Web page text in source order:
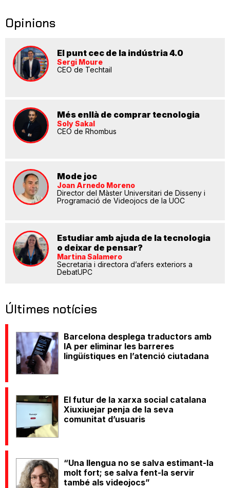
Opinions
El punt cec de la indústria 4.0
Sergi Moure
CEO de Techtail
Més enllà de comprar tecnologia
Soly Sakal
CEO de Rhombus
Mode joc
Joan Arnedo Moreno
Director del Màster Universitari de Disseny i
Programació de Videojocs de la UOC
Estudiar amb ajuda de la tecnologia
o deixar de pensar?
Martina Salamero
Secretaria i directora d’afers exteriors a
DebatUPC
Últimes notícies
Barcelona desplega traductors amb
IA per eliminar les barreres
lingüístiques en l’atenció ciutadana
El futur de la xarxa social catalana
Xiuxiuejar penja de la seva
comunitat d’usuaris
“Una llengua no se salva estimant-la
molt fort; se salva fent-la servir
també als videojocs”